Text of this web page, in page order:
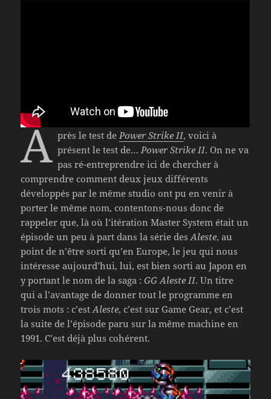
A près le test de Power Strike II, voici à
présent le test de… Power Strike II. On ne va
pas ré-entreprendre ici de chercher à
comprendre comment deux jeux différents
développés par le même studio ont pu en venir à
porter le même nom, contentons-nous donc de
rappeler que, là où l’itération Master System était un
épisode un peu à part dans la série desAleste, au
point de n’être sorti qu’en Europe, le jeu qui nous
intéresse aujourd’hui, lui, est bien sorti au Japon en
y portant le nom de la saga :GG Aleste II. Un titre
qui a l’avantage de donner tout le programme en
trois mots : c’estAleste, c’est sur Game Gear, et c’est
la suite de l’épisode paru sur la même machine en
1991. C’est déjà plus cohérent.